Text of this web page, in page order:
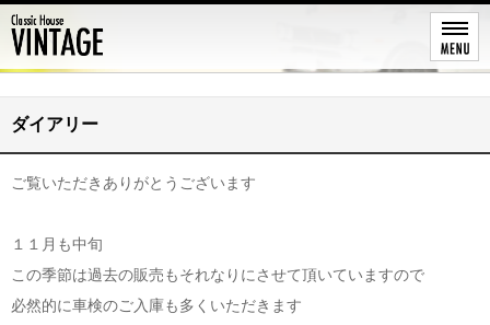
レストア
ダイアリー
ご覧いただきありがとうございます
１１月も中旬
この季節は過去の販売もそれなりにさせて頂いていますので
必然的に車検のご入庫も多くいただきます